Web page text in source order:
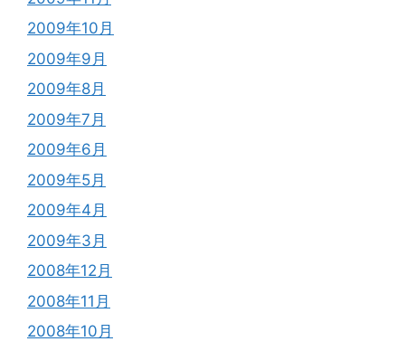
2009年10月
2009年9月
2009年8月
2009年7月
2009年6月
2009年5月
2009年4月
2009年3月
2008年12月
2008年11月
2008年10月